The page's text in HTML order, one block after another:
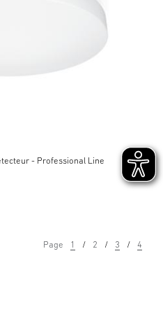
- Professional Line
Page 1 2 3 4